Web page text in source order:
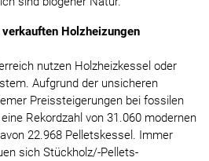
Holzheizungen
nutzen Holzheizkessel oder
Aufgrund der unsicheren
Preissteigerungen bei fossilen
Rekordzahl von 31.060 modernen
22.968 Pelletskessel. Immer
sich Stückholz/-Pellets-